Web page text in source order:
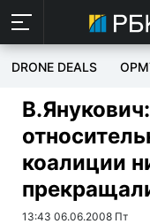
DRONE DEALS
коалиции
13:43 06.06.2008 Пт